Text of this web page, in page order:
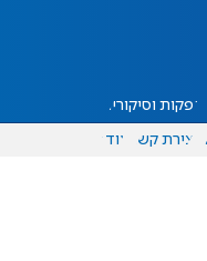
הפקות וסיקורים
יצירת קשר עוד